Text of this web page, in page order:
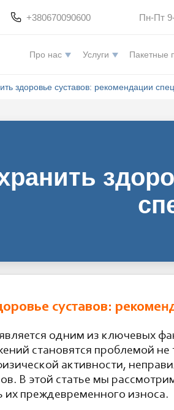
+380670090600 Пн-Пт
Про нас Услуги Пакетные
здоровье суставов: рекомендации
суставов:
одним из ключевых
становятся проблемой
активности,
В этой статье мы
их преждевременного износа.